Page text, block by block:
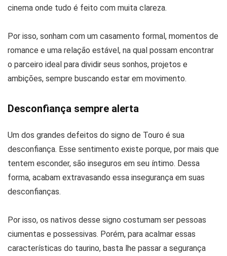
cinema onde tudo é feito com muita clareza.
Por isso, sonham com um casamento formal, momentos de
romance e uma relação estável, na qual possam encontrar
o parceiro ideal para dividir seus sonhos, projetos e
ambições, sempre buscando estar em movimento.
Desconfiança sempre alerta
Um dos grandes defeitos do signo de Touro é sua
desconfiança. Esse sentimento existe porque, por mais que
tentem esconder, são inseguros em seu íntimo. Dessa
forma, acabam extravasando essa insegurança em suas
desconfianças.
Por isso, os nativos desse signo costumam ser pessoas
ciumentas e possessivas. Porém, para acalmar essas
características do taurino, basta lhe passar a segurança